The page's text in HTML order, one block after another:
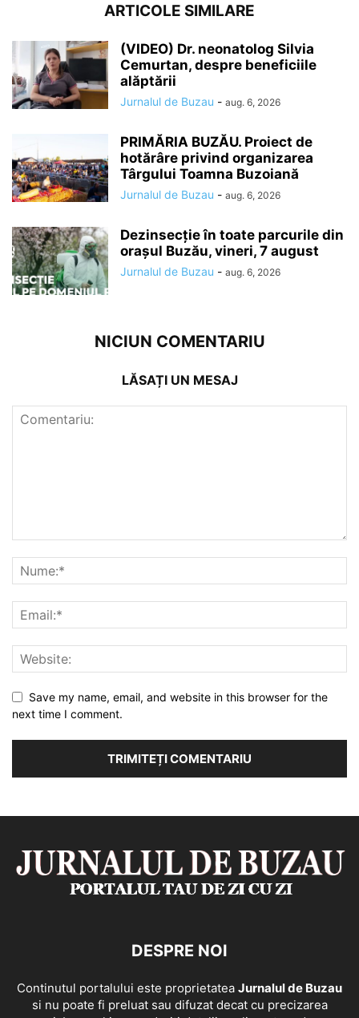
ARTICOLE SIMILARE
(VIDEO) Dr. neonatolog Silvia
Cemurtan, despre beneficiile
alăptării
Jurnalul de Buzau - aug. 6, 2026
PRIMĂRIA BUZĂU. Proiect de
hotărâre privind organizarea
Târgului Toamna Buzoiană
Jurnalul de Buzau - aug. 6, 2026
Dezinsecție în toate parcurile din
orașul Buzău, vineri, 7 august
Jurnalul de Buzau - aug. 6, 2026
NICIUN COMENTARIU
LĂSAȚI UN MESAJ
Save my name, email, and website in this browser for the
next time I comment.
DESPRE NOI
Continutul portalului este proprietatea Jurnalul de Buzau
si nu poate fi preluat sau difuzat decat cu precizarea